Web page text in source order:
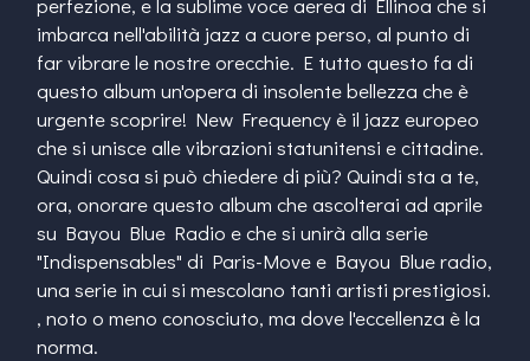
imbarca nell'abilità jazz a cuore perso, al punto di
far vibrare le nostre orecchie. E tutto questo fa di
questo album un'opera di insolente bellezza che è
urgente scoprire! New Frequency è il jazz europeo
che si unisce alle vibrazioni statunitensi e cittadine.
Quindi cosa si può chiedere di più? Quindi sta a te,
ora, onorare questo album che ascolterai ad aprile
su Bayou Blue Radio e che si unirà alla serie
"Indispensables" di Paris-Move e Bayou Blue radio,
una serie in cui si mescolano tanti artisti prestigiosi.
, noto o meno conosciuto, ma dove l'eccellenza è la
norma.